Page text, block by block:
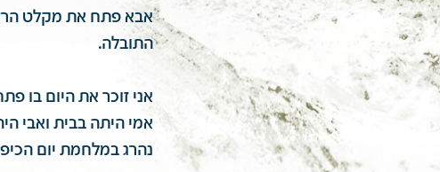
אבא פתח את מקלט
התובלה.
אני זוכר את היום בו
אמי היתה בבית ואבי
נהרג במלחמת יום